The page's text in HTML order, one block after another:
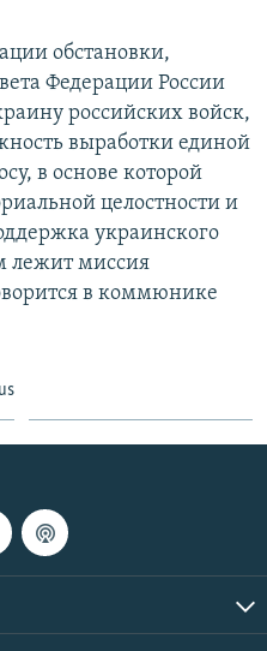
обстановки,
Федерации России
российских войск,
выработки единой
в основе которой
целостности и
украинского
лежит миссия
в коммюнике